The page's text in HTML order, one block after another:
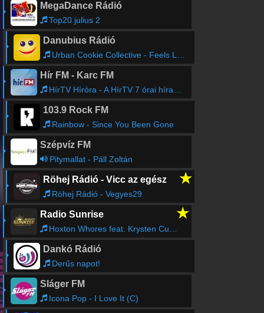
MegaDance Rádió
Top20 julius 2
Danubius Rádió
Urban Cookie Collective - Feels Like Heaven
Hír FM - Karc FM
HírTV Híróra - A HírTV 7 órai híradója.
103.9 Rock FM
Rainbow - Since You Been Gone
Szépvíz FM
Pitymallat - Páll Zoltán
Röhej Rádió - Vicc az egész ★
Röhej Rádió - Vegyes29
Radio Sunrise ★
Hoxton Whores feat. Krysten Cummings - Sunrise (Hoxton Whores Remix)
Dankó Rádió
Derűs napot!
Sláger FM
Icona Pop - I Love It (C)